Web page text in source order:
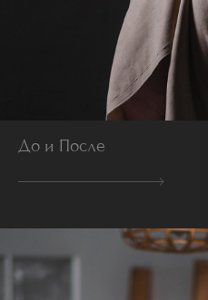
До и После